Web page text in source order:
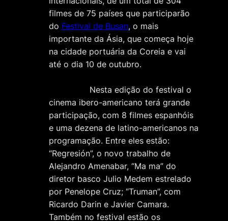
filmes de 75 países que participarão
do Festival de Busan, o mais
importante da Ásia, que começa hoje
na cidade portuária da Coreia e vai
até o dia 10 de outubro.
Nesta edição do festival o
cinema ibero-americano terá grande
participação, com 8 filmes espanhóis
e uma dezena de latino-americanos na
programação. Entre eles estão:
“Regresión”, o novo trabalho de
Alejandro Amenabar, “Ma ma” do
diretor basco Julio Medem estrelado
por Penelope Cruz; “Truman”, com
Ricardo Darin e Javier Camara.
Também no festival estão os